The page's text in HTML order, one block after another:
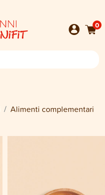
0
Alimenti complementari